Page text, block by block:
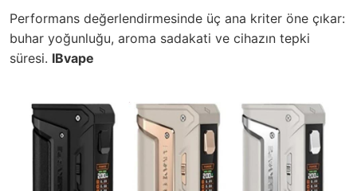
Performans değerlendirmesinde üç ana kriter öne çıkar:
buhar yoğunluğu, aroma sadakati ve cihazın tepki
süresi. IBvape